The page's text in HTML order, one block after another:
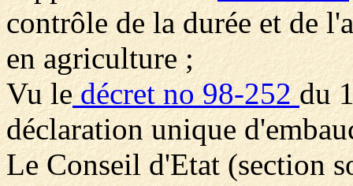
contrôle de la durée et de
en agriculture ;
Vu ledécret no 98-252du
déclaration unique
Le Conseil d'Etat (section